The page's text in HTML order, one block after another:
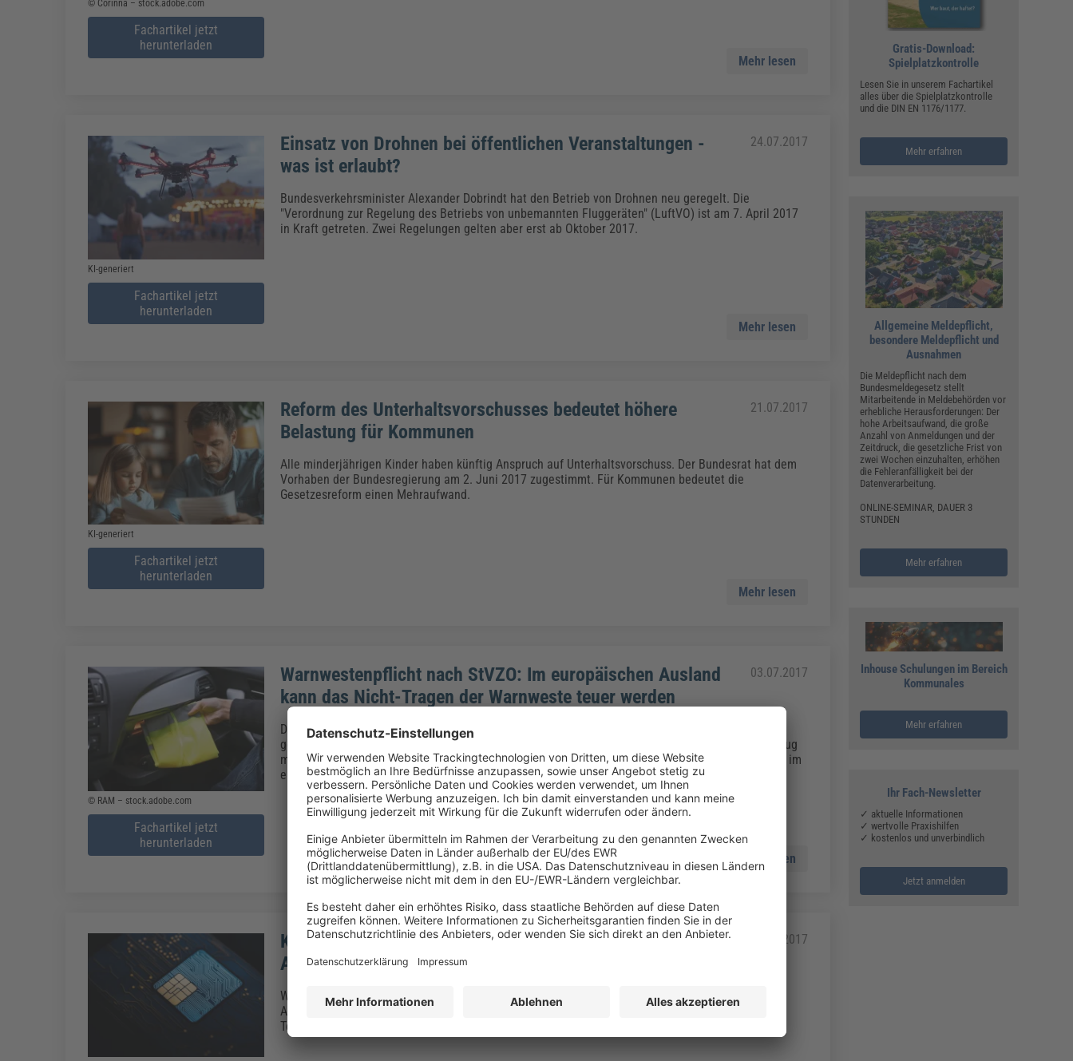
© Corinna – stock.adobe.com
Fachartikel jetzt
herunterladen
Mehr lesen
KI-generiert
Fachartikel jetzt
herunterladen
Einsatz von Drohnen bei öffentlichen Veranstaltungen -
was ist erlaubt?
24.07.2017
Bundesverkehrsminister Alexander Dobrindt hat den Betrieb von Drohnen neu geregelt. Die
"Verordnung zur Regelung des Betriebs von unbemannten Fluggeräten" (LuftVO) ist am 7. April 2017
in Kraft getreten. Zwei Regelungen gelten aber erst ab Oktober 2017.
Mehr lesen
KI-generiert
Fachartikel jetzt
herunterladen
Reform des Unterhaltsvorschusses bedeutet höhere
Belastung für Kommunen
21.07.2017
Alle minderjährigen Kinder haben künftig Anspruch auf Unterhaltsvorschuss. Der Bundesrat hat dem
Vorhaben der Bundesregierung am 2. Juni 2017 zugestimmt. Für Kommunen bedeutet die
Gesetzesreform einen Mehraufwand.
Mehr lesen
© RAM – stock.adobe.com
Fachartikel jetzt
herunterladen
Warnwestenpflicht nach StVZO: Im europäischen Ausland
kann das Nicht-Tragen der Warnweste teuer werden
03.07.2017
Die Warnwestenpflicht jährt sich am 1. Juli 2017 zum dritten Mal. Seit 2014 ist es in Deutschland
gemäß § 53a der Straßenverkehrs-Zulassungs-Ordnung (StVZO) Pflicht, eine Warnweste im Fahrzeug
mitzuführen. Gerade in der Urlaubszeit sollte zudem beachtet werden, dass die Warnwestenpflicht im
europäischen Ausland weiter greift, als in Deutschland.
Mehr lesen
Kauf von Prepaid-Karten ist ab 1. Juli 2017 nur mit
Ausweis möglich
30.06.2017
Wer ab dem 1. Juli 2017 eine Prepaid-Karte für sein Handy kaufen möchte, muss mittels eines
Ausweises seine Identität nachweisen. Das sieht die Neufassung von § 111 des
Telekommunikationsgesetzes (TKG) vor.
Gratis-Download:
Spielplatzkontrolle
Lesen Sie in unserem Fachartikel
alles über die Spielplatzkontrolle
und die DIN EN 1176/1177.
Mehr erfahren
Allgemeine Meldepflicht,
besondere Meldepflicht und
Ausnahmen
Die Meldepflicht nach dem
Bundesmeldegesetz stellt
Mitarbeitende in Meldebehörden vor
erhebliche Herausforderungen: Der
hohe Arbeitsaufwand, die große
Anzahl von Anmeldungen und der
Zeitdruck, die gesetzliche Frist von
zwei Wochen einzuhalten, erhöhen
die Fehleranfälligkeit bei der
Datenverarbeitung.
ONLINE-SEMINAR, DAUER 3
STUNDEN
Mehr erfahren
Inhouse Schulungen im Bereich
Kommunales
Mehr erfahren
Ihr Fach-Newsletter
✓ aktuelle Informationen
✓ wertvolle Praxishilfen
✓ kostenlos und unverbindlich
Jetzt anmelden